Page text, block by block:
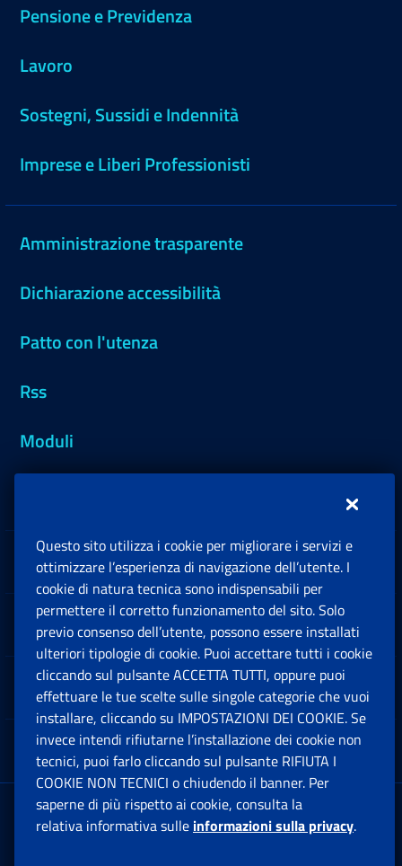
Pensione e Previdenza
Lavoro
Sostegni, Sussidi e Indennità
Imprese e Liberi Professionisti
Amministrazione trasparente
Dichiarazione accessibilità
Patto con l'utenza
Rss
Moduli
Sedi e Contatti
Software
Note Legali
App mobile
Sede Legale : Via Ciro il Grande, 21
00144 Roma
Questo sito utilizza i cookie per migliorare i servizi e
ottimizzare l’esperienza di navigazione dell’utente. I
cookie di natura tecnica sono indispensabili per
permettere il corretto funzionamento del sito. Solo
previo consenso dell’utente, possono essere installati
ulteriori tipologie di cookie. Puoi accettare tutti i cookie
cliccando sul pulsante ACCETTA TUTTI, oppure puoi
effettuare le tue scelte sulle singole categorie che vuoi
installare, cliccando su IMPOSTAZIONI DEI COOKIE. Se
invece intendi rifiutarne l’installazione dei cookie non
tecnici, puoi farlo cliccando sul pulsante RIFIUTA I
COOKIE NON TECNICI o chiudendo il banner. Per
saperne di più rispetto ai cookie, consulta la
relativa informativa sulle informazioni sulla privacy.